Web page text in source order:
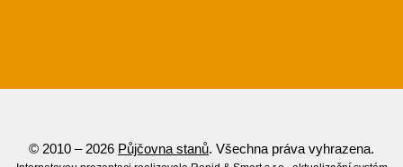
© 2010 – 2026 Půjčovna stanů. Všechna práva vyhrazena.